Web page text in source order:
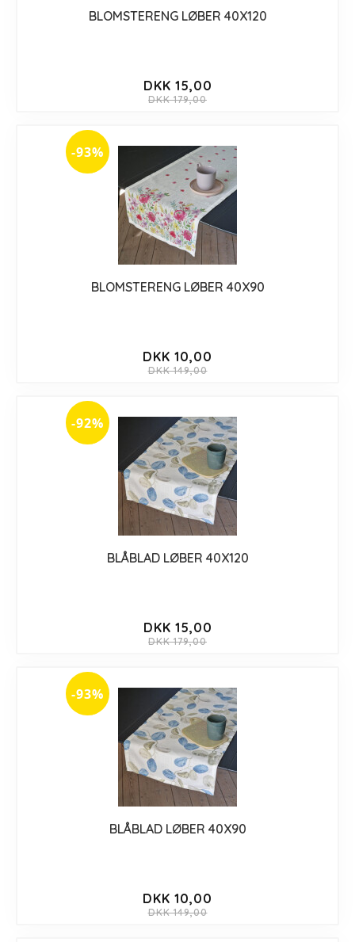
BLOMSTERENG LØBER 40X120
DKK 15,00
DKK 179,00
-93%
BLOMSTERENG LØBER 40X90
DKK 10,00
DKK 149,00
-92%
BLÅBLAD LØBER 40X120
DKK 15,00
DKK 179,00
-93%
BLÅBLAD LØBER 40X90
DKK 10,00
DKK 149,00